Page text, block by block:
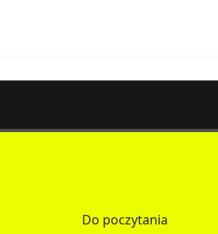
Do poczytania